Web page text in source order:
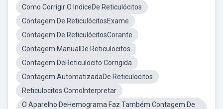
Como Corrigir O IndiceDe Reticulócitos
Contagem De ReticulócitosExame
Contagem De ReticulócitosCorante
Contagem ManualDe Reticulocitos
Contagem DeReticulocito Corrigida
Contagem AutomatizadaDe Reticulocitos
Reticulocitos ComoInterpretar
O Aparelho DeHemograma Faz Também Contagem De